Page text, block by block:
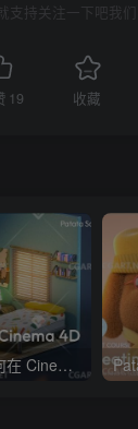
支持关注一下吧我
19 收藏
Patata School – 如何在 Cinema 4D 和 Octane 中制迷你房间